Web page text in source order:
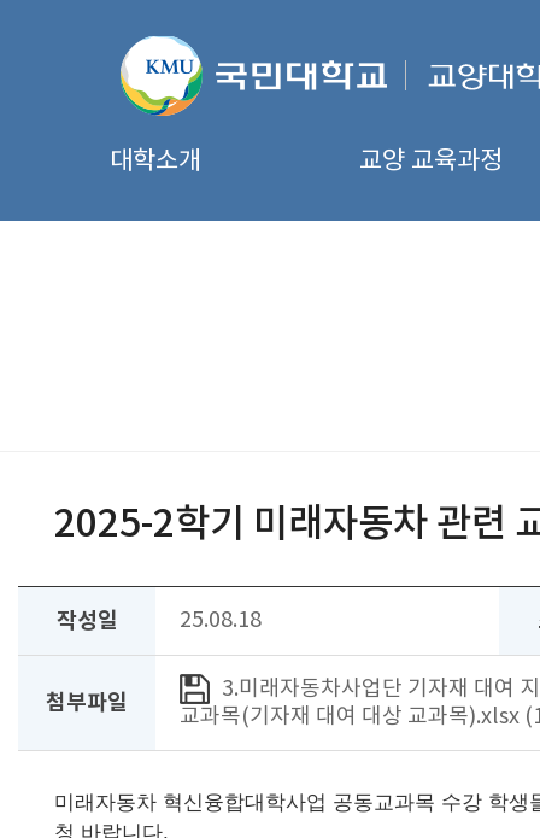
대학소개 교양 교육과정
2025-2학기 미래자동차 관련
작성일 25.08.18
첨부파일
3.미래자동차사업단 기자재 대여
교과목(기자재 대여 대상 교과목).xlsx
미래자동차 혁신융합대학사업 공동교과목 수강 학
청 바랍니다.